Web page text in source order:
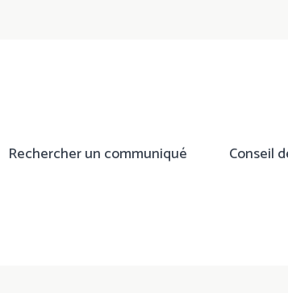
Rechercher un communiqué Conseil